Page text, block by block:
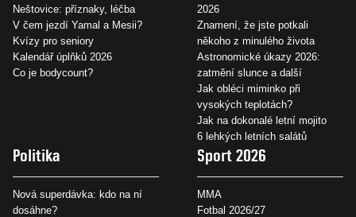
Neštovice: příznaky, léčba
V čem jezdí Yamal a Mesii?
Kvízy pro seniory
Kalendář úplňků 2026
Co je bodycount?
2026
Znamení, že jste potkali
někoho z minulého života
Astronomické úkazy 2026:
zatmění slunce a další
Jak obléci miminko při
vysokých teplotách?
Jak na dokonalé letní mojito
6 lehkých letních salátů
Politika
Nová superdávka: kdo na ní
dosáhne?
Sport 2026
MMA
Fotbal 2026/27